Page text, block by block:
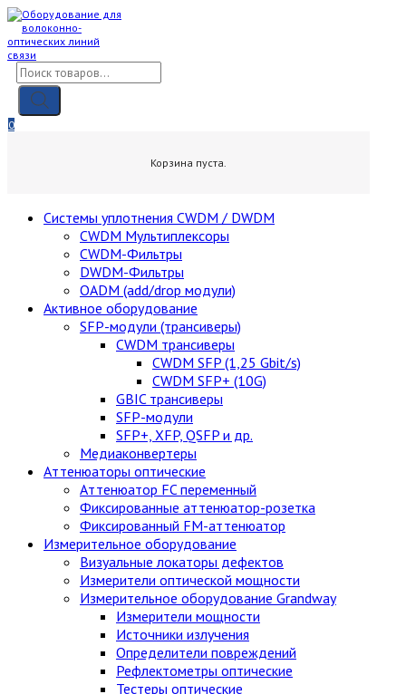
Skip
content
Поиск
товаров
0
Корзина пуста.
Cистемы уплотнения CWDM / DWDM
CWDM Мультиплексоры
CWDM-Фильтры
DWDM-Фильтры
OADM (add/drop модули)
Активное оборудование
SFP-модули (трансиверы)
CWDM трансиверы
CWDM SFP (1,25 Gbit/s)
CWDM SFP+ (10G)
GBIC трансиверы
SFP-модули
SFP+, XFP, QSFP и др.
Медиаконвертеры
Аттенюаторы оптические
Аттенюатор FC переменный
Фиксированные аттенюатор-розетка
Фиксированный FM-аттенюатор
Измерительное оборудование
Визуальные локаторы дефектов
Измерители оптической мощности
Измерительное оборудование Grandway
Измерители мощности
Источники излучения
Определители повреждений
Рефлектометры оптические
Тестеры оптические